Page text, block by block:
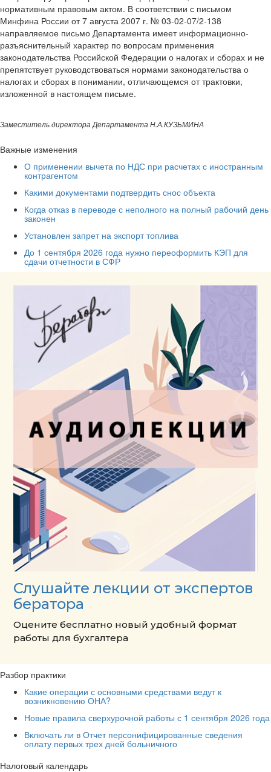
нормативным правовым актом. В соответствии с письмом
Минфина России от 7 августа 2007 г. № 03-02-07/2-138
направляемое письмо Департамента имеет информационно-
разъяснительный характер по вопросам применения
законодательства Российской Федерации о налогах и сборах и не
препятствует руководствоваться нормами законодательства о
налогах и сборах в понимании, отличающемся от трактовки,
изложенной в настоящем письме.
Заместитель директора Департамента Н.А.КУЗЬМИНА
Важные изменения
О применении вычета по НДС при расчетах с иностранным
контрагентом
Какими документами подтвердить снос объекта
Когда отказ в переводе с неполного на полный рабочий день
законен
Установлен запрет на экспорт топлива
До 1 сентября 2026 года нужно переоформить КЭП для
сдачи отчетности в СФР
Слушайте лекции от экспертов
бератора
Оцените бесплатно новый удобный формат
работы для бухгалтера
Разбор практики
Какие операции с основными средствами ведут к
возникновению ОНА?
Новые правила сверхурочной работы с 1 сентября 2026 года
Включать ли в Отчет персонифицированные сведения
оплату первых трех дней больничного
Налоговый календарь